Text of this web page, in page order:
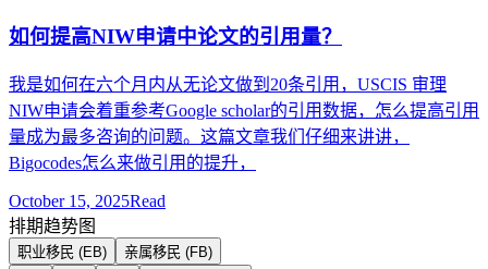
如何提高NIW申请中论文的引用量？
我是如何在六个月内从无论文做到20条引用，USCIS 审理
NIW申请会着重参考Google scholar的引用数据，怎么提高引用
量成为最多咨询的问题。这篇文章我们仔细来讲讲，
Bigocodes怎么来做引用的提升，
October 15, 2025Read
排期趋势图
职业移民 (EB) 亲属移民 (FB)